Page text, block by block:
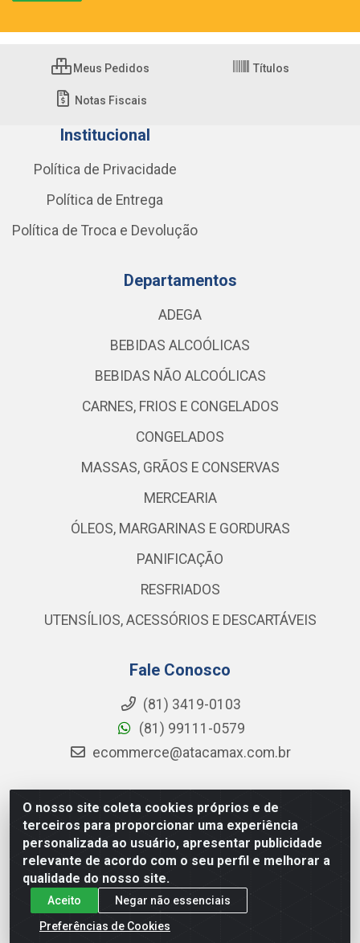
O nosso site coleta cookies próprios e de
terceiros para proporcionar uma experiência
personalizada ao usuário, apresentar publicidade
relevante de acordo com o seu perfil e melhorar a
qualidade do nosso site.
Aceito
Negar não essenciais
Preferências de Cookies
Meus Pedidos Títulos
Notas Fiscais
Institucional
Política de Privacidade
Política de Entrega
Política de Troca e Devolução
Departamentos
ADEGA
BEBIDAS ALCOÓLICAS
BEBIDAS NÃO ALCOÓLICAS
CARNES, FRIOS E CONGELADOS
CONGELADOS
MASSAS, GRÃOS E CONSERVAS
MERCEARIA
ÓLEOS, MARGARINAS E GORDURAS
PANIFICAÇÃO
RESFRIADOS
UTENSÍLIOS, ACESSÓRIOS E DESCARTÁVEIS
Fale Conosco
(81) 3419-0103
(81) 99111-0579
ecommerce@atacamax.com.br
Atacamax Importadora de Alimentos LTDA - RODOVIA BR-
101 - SUL, KM 79,60 GP E GALPAO:D - Muribeca, Jaboatão dos
Guararapes - PE, 54355-010 - CNPJ 08.305.623/0001-84